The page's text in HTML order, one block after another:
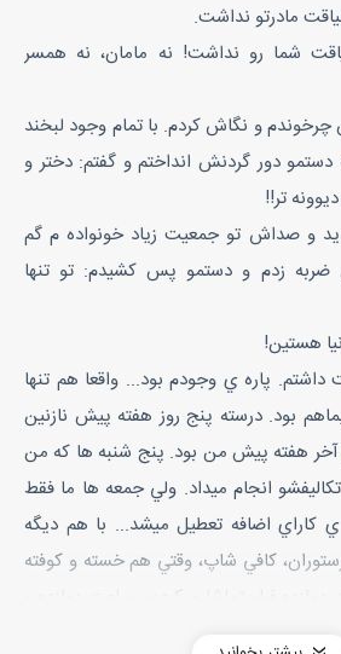
مادرتو نداشت.
شما رو نداشت! نه مامان، نه همسر
و نگاش كردم. با تمام وجود لبخند
دستمو دور گردنش انداختم و گفتم: دختر و
تر!!
صداش تو جمعيت زياد خونواده م گم
ضربه زدم و دستمو پس كشيدم: تو تنها
هستين!
داشتم. پاره ي وجودم بود... واقعا هم تنها
بود. درسته پنج روز هفته پيش نازنين
آخر هفته پيش من بود. پنج شنبه ها كه من
انجام ميداد. ولي جمعه ها ما فقط
كاراي اضافه تعطيل ميشد... با هم ديگه
رستوران، كافي شاپ، وقتي هم خسته و كوفته